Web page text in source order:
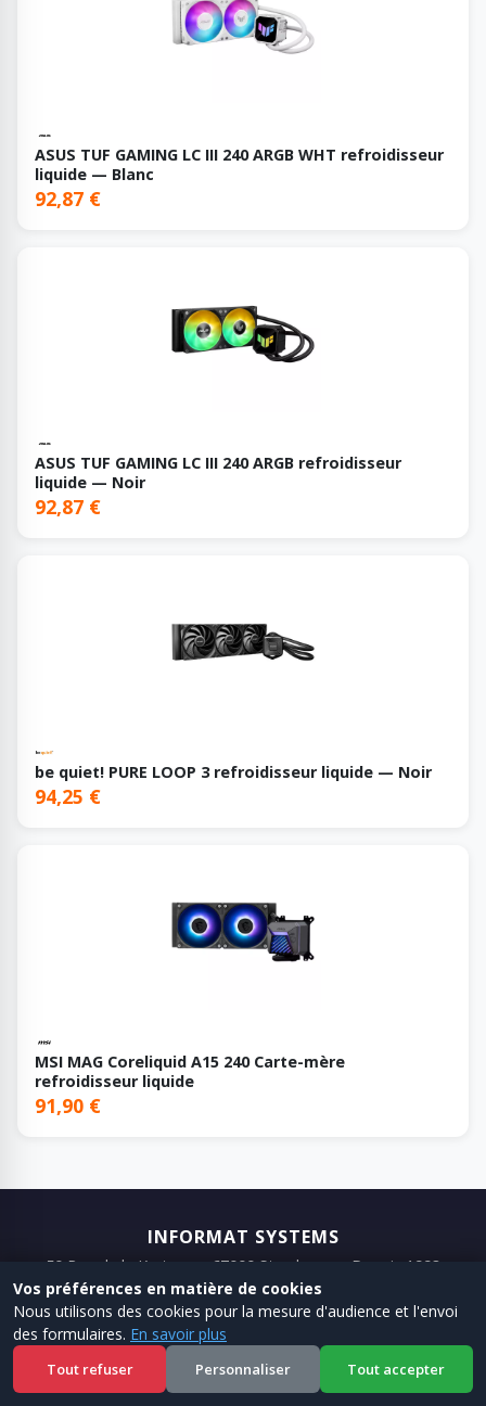
ASUS TUF GAMING LC III 240 ARGB WHT refroidisseur
liquide — Blanc
92,87 €
ASUS TUF GAMING LC III 240 ARGB refroidisseur
liquide — Noir
92,87 €
be quiet! PURE LOOP 3 refroidisseur liquide — Noir
94,25 €
MSI MAG Coreliquid A15 240 Carte-mère
refroidisseur liquide
91,90 €
INFORMAT SYSTEMS
50 Rue de la Krutenau, 67000 Strasbourg · Depuis 1993
📞 03 88 75 98 98 📧 Email
← Site Shop·Mentions legales CGV
Vos préférences en matière de cookies
Nous utilisons des cookies pour la mesure d'audience et l'envoi
des formulaires. En savoir plus
Tout refuser Personnaliser Tout accepter